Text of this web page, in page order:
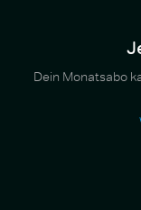
Dein Monatsabo